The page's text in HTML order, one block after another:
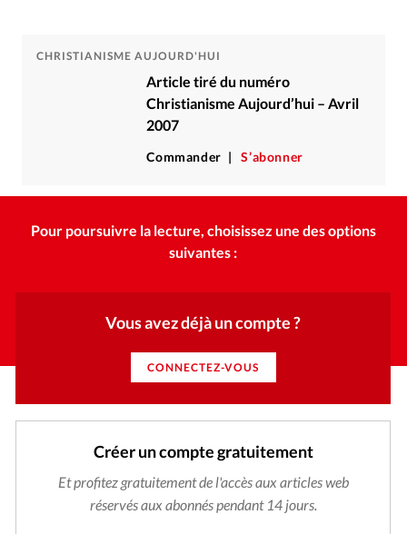
CHRISTIANISME AUJOURD'HUI
Article tiré du numéro
Christianisme Aujourd’hui – Avril
2007
Commander S’abonner
Pour poursuivre la lecture, choisissez une des options
suivantes :
Vous avez déjà un compte ?
CONNECTEZ-VOUS
Créer un compte gratuitement
Et profitez gratuitement de l'accès aux articles web
réservés aux abonnés pendant 14 jours.